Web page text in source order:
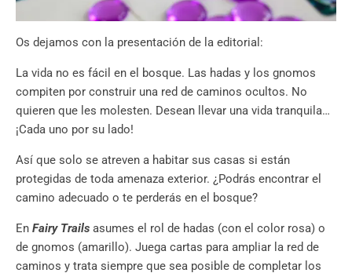
Os dejamos con la presentación de la editorial:
La vida no es fácil en el bosque. Las hadas y los gnomos
compiten por construir una red de caminos ocultos. No
quieren que les molesten. Desean llevar una vida tranquila…
¡Cada uno por su lado!
Así que solo se atreven a habitar sus casas si están
protegidas de toda amenaza exterior. ¿Podrás encontrar el
camino adecuado o te perderás en el bosque?
En Fairy Trails asumes el rol de hadas (con el color rosa) o
de gnomos (amarillo). Juega cartas para ampliar la red de
caminos y trata siempre que sea posible de completar los